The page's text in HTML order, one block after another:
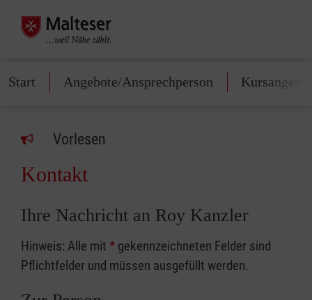
Start Angebote/Ansprechperson Kursangebot
Vorlesen
Kontakt
Ihre Nachricht an Roy Kanzler
Hinweis: Alle mit * gekennzeichneten Felder sind
Pflichtfelder und müssen ausgefüllt werden.